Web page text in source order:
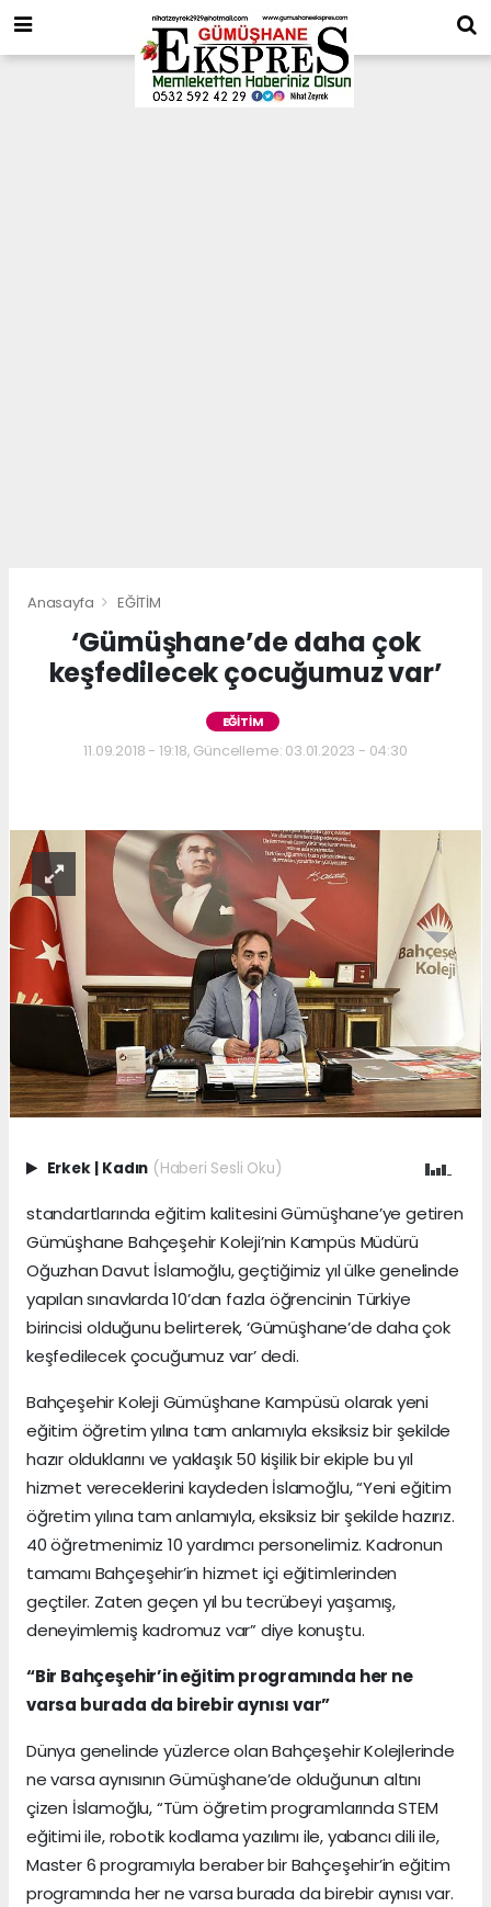
Anasayfa EĞİTİM
‘Gümüşhane’de daha çok
keşfedilecek çocuğumuz var’
EĞİTİM
11.09.2018 - 19:18, Güncelleme: 03.01.2023 - 04:30
Erkek Kadın (Haberi Sesli Oku)
standartlarında eğitim kalitesini Gümüşhane’ye getiren
Gümüşhane Bahçeşehir Koleji’nin Kampüs Müdürü
Oğuzhan Davut İslamoğlu, geçtiğimiz yıl ülke genelinde
yapılan sınavlarda 10’dan fazla öğrencinin Türkiye
birincisi olduğunu belirterek, ‘Gümüşhane’de daha çok
keşfedilecek çocuğumuz var’ dedi.
Bahçeşehir Koleji Gümüşhane Kampüsü olarak yeni
eğitim öğretim yılına tam anlamıyla eksiksiz bir şekilde
hazır olduklarını ve yaklaşık 50 kişilik bir ekiple bu yıl
hizmet vereceklerini kaydeden İslamoğlu, “Yeni eğitim
öğretim yılına tam anlamıyla, eksiksiz bir şekilde hazırız.
40 öğretmenimiz 10 yardımcı personelimiz. Kadronun
tamamı Bahçeşehir’in hizmet içi eğitimlerinden
geçtiler. Zaten geçen yıl bu tecrübeyi yaşamış,
deneyimlemiş kadromuz var” diye konuştu.
“Bir Bahçeşehir’in eğitim programında her ne
varsa burada da birebir aynısı var”
Dünya genelinde yüzlerce olan Bahçeşehir Kolejlerinde
ne varsa aynısının Gümüşhane’de olduğunun altını
çizen İslamoğlu, “Tüm öğretim programlarında STEM
eğitimi ile, robotik kodlama yazılımı ile, yabancı dili ile,
Master 6 programıyla beraber bir Bahçeşehir’in eğitim
programında her ne varsa burada da birebir aynısı var.